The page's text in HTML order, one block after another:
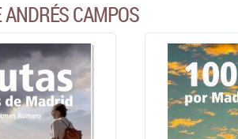
CAMPOS